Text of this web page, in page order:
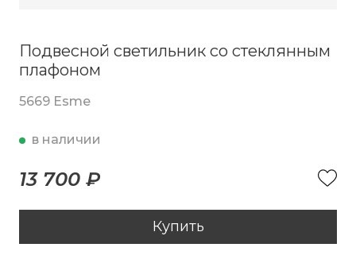
Подвесной светильник со стеклянным
плафоном
5669 Esme
в наличии
13 700 ₽
Купить